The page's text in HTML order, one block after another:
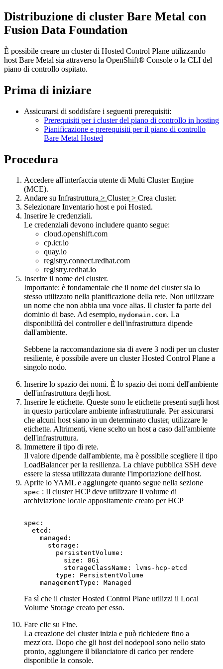
Distribuzione di cluster Bare Metal con
Fusion Data Foundation
È possibile creare un cluster di Hosted Control Plane utilizzando
host Bare Metal sia attraverso la OpenShift® Console o la CLI del
piano di controllo ospitato.
Prima di iniziare
Assicurarsi di soddisfare i seguenti prerequisiti:
Prerequisiti per i cluster del piano di controllo in hosting
Pianificazione e prerequisiti per il piano di controllo
Bare Metal Hosted
Procedura
Accedere all'interfaccia utente di Multi Cluster Engine
(MCE).
Andare su Infrastruttura > Cluster> Crea cluster.
Selezionare Inventario hoste poi Hosted.
Inserire le credenziali.
Le credenziali devono includere quanto segue:
cloud.openshift.com
cp.icr.io
quay.io
registry.connect.redhat.com
registry.redhat.io
Inserire il nome del cluster.
Importante: è fondamentale che il nome del cluster sia lo
stesso utilizzato nella pianificazione della rete. Non utilizzare
un nome che non abbia una voce alias. Il cluster fa parte del
dominio di base. Ad esempio, mydomain.com. La
disponibilità del controller e dell'infrastruttura dipende
dall'ambiente.
Sebbene la raccomandazione sia di avere 3 nodi per un cluster
resiliente, è possibile avere un clusterHosted Control Plane a
singolo nodo.
Inserire lo spazio dei nomi. È lo spazio dei nomi dell'ambiente
dell'infrastruttura degli host.
Inserire le etichette. Queste sono le etichette presenti sugli host
in questo particolare ambiente infrastrutturale. Per assicurarsi
che alcuni host siano in un determinato cluster, utilizzare le
etichette. Altrimenti, viene scelto un host a caso dall'ambiente
dell'infrastruttura.
Immettere il tipo di rete.
Il valore dipende dall'ambiente, ma è possibile scegliere il tipo
LoadBalancer per la resilienza. La chiave pubblica SSH deve
essere la stessa utilizzata durante l'importazione dell'host.
Aprite lo YAML e aggiungete quanto segue nella sezione
spec : Il cluster HCP deve utilizzare il volume di
archiviazione locale appositamente creato per HCP
spec:
  etcd:
    managed:
      storage:
        persistentVolume:
          size: 8Gi
          storageClassName: lvms-hcp-etcd
        type: PersistentVolume
    managementType: Managed
Fa sì che il clusterHosted Control Plane utilizzi il Local
Volume Storage creato per esso.
Fare clic su Fine.
La creazione del cluster inizia e può richiedere fino a
mezz'ora. Dopo che gli host del nodepool sono nello stato
pronto, aggiungere il bilanciatore di carico per rendere
disponibile la console.